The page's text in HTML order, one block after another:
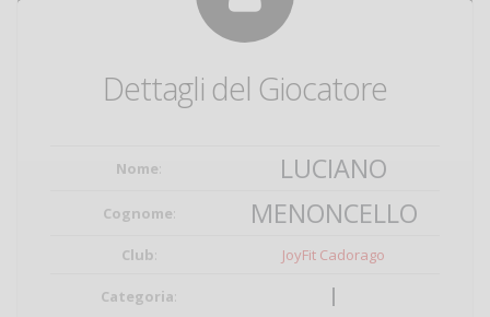
Dettagli del Giocatore
Nome: LUCIANO
Cognome: MENONCELLO
Club: JoyFit Cadorago
Categoria: I